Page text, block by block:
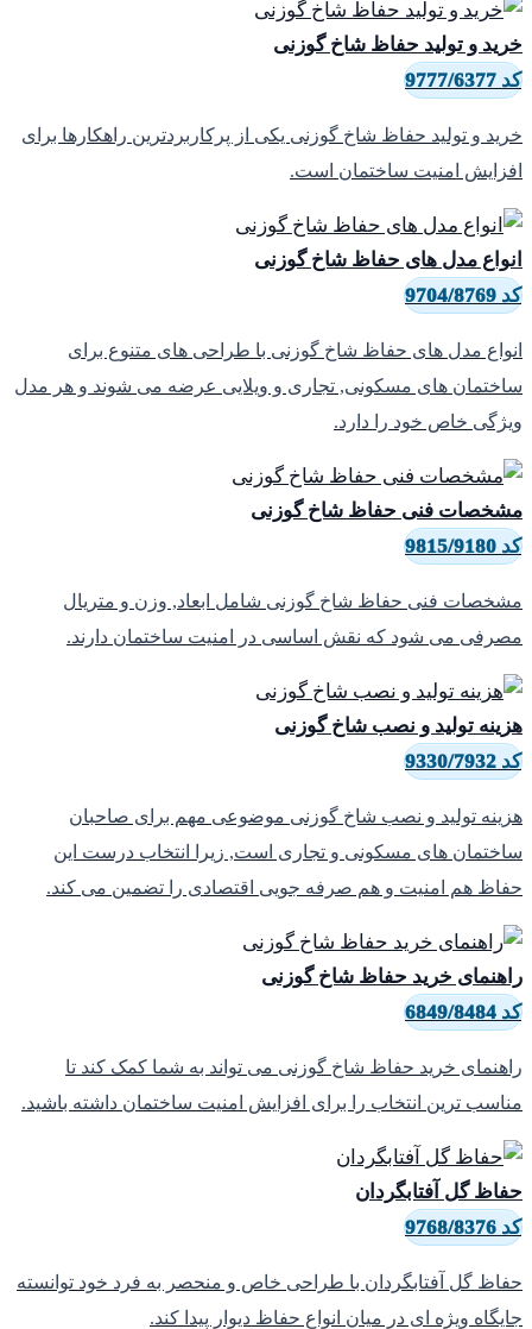
و تولید حفاظ شاخ گوزنی
6377
و تولید حفاظ شاخ گوزنی یکی از پرکاربردترین راهکارها برای
امنیت ساختمان است.
مدل های حفاظ شاخ گوزنی
8769
مدل های حفاظ شاخ گوزنی با طراحی های متنوع برای
های مسکونی, تجاری و ویلایی عرضه می شوند و هر مدل
خاص خود را دارد.
فنی حفاظ شاخ گوزنی
9180
فنی حفاظ شاخ گوزنی شامل ابعاد, وزن و متریال
می شود که نقش اساسی در امنیت ساختمان دارند.
تولید و نصب شاخ گوزنی
7932
تولید و نصب شاخ گوزنی موضوعی مهم برای صاحبان
های مسکونی و تجاری است, زیرا انتخاب درست این
هم امنیت و هم صرفه جویی اقتصادی را تضمین می کند.
خرید حفاظ شاخ گوزنی
8484
خرید حفاظ شاخ گوزنی می تواند به شما کمک کند تا
ترین انتخاب را برای افزایش امنیت ساختمان داشته باشید.
گل آفتابگردان
8376
گل آفتابگردان با طراحی خاص و منحصر به فرد خود توانسته
ویژه ای در میان انواع حفاظ دیوار پیدا کند.